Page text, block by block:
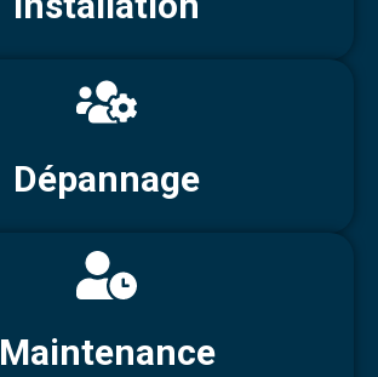
Dépannage
Maintenance